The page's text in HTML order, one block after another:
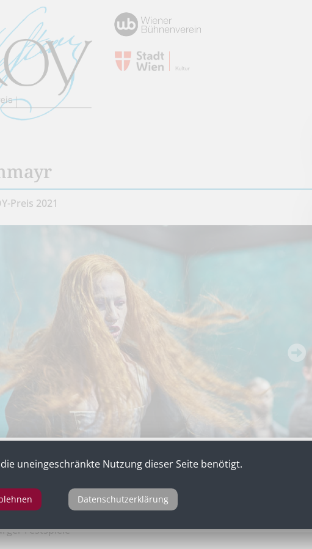
Preis 2021
Festspiele
uneingeschränkte Nutzung dieser Seite benötigt.
Datenschutzerklärung